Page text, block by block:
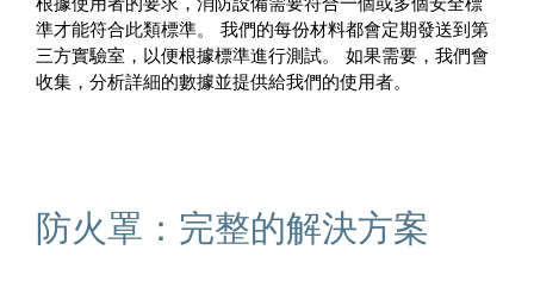
準才能符合此類標準。 我們的每份材料都會定期發送到第
三方實驗室，以便根據標準進行測試。 如果需要，我們會
收集，分析詳細的數據並提供給我們的使用者。
防火罩：完整的解決方案